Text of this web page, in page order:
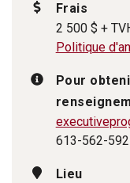
Frais
2 500 $ +
Politique
Pour
613-562-
Lieu